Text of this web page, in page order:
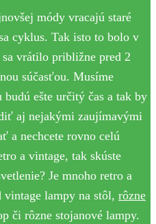
módy vracajú staré
cyklus. Tak isto to bolo v
vrátilo približne pred 2
súčasťou. Musíme
ešte určitý čas a tak by
aj nejakými zaujímavými
a nechcete rovno celú
a vintage, tak skúste
Je mnoho retro a
lampy na stôl, rôzne
či rôzne stojanové lampy.